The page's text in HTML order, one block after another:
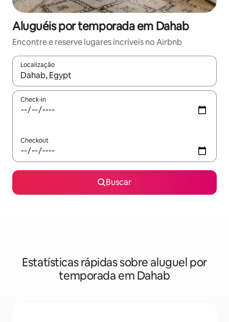
Aluguéis por temporada em Dahab
Encontre e reserve lugares incríveis no Airbnb
Localização
Quando os resultados estiverem disponíveis, explore-os
Check-in
Checkout
Buscar
Estatísticas rápidas sobre aluguel por
temporada em Dahab